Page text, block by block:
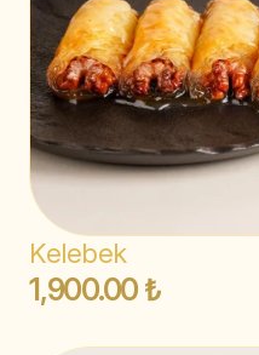
Kelebek
1,900.00 ₺